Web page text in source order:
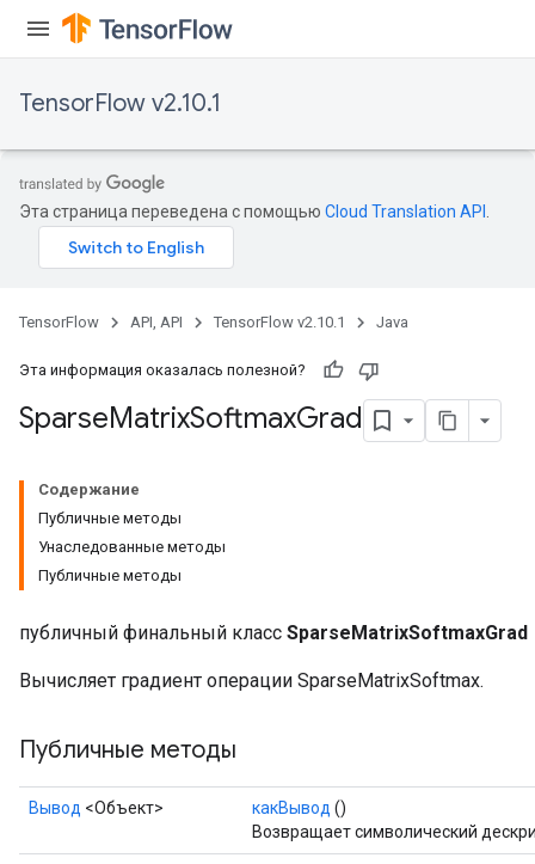
TensorFlow v2.10.1
Эта страница переведена с помощью Cloud Translation API
TensorFlow API, API TensorFlow v2.10.1 Java
Эта информация оказалась полезной?
SparseMatrixSoftmaxGrad
Содержание
Публичные методы
Унаследованные методы
Публичные методы
публичный финальный класс SparseMatrixSoftmaxGrad
Вычисляет градиент операции SparseMatrixSoftmax.
Публичные методы
Вывод <Объект> какВывод ()
Возвращает символический